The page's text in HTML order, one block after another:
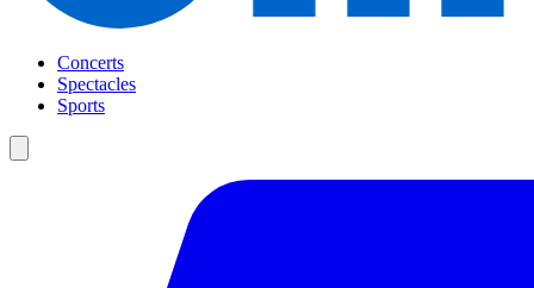
Concerts
Spectacles
Sports